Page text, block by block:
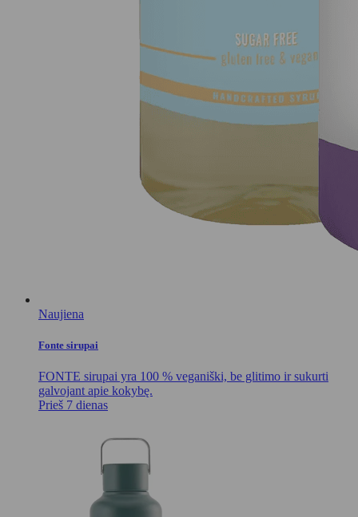
Naujiena
Fonte sirupai
FONTE sirupai yra 100 % veganiški, be glitimo ir sukurti
galvojant apie kokybę.
Prieš 7 dienas